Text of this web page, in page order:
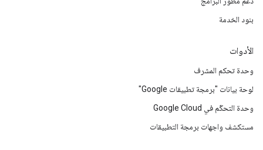
بنود الخدمة
الأدوات
وحدة تحكم المشرف
لوحة بيانات "برمجة تطبيقات Google"
وحدة التحكّم في Google Cloud
مستكشف واجهات برمجة التطبيقات